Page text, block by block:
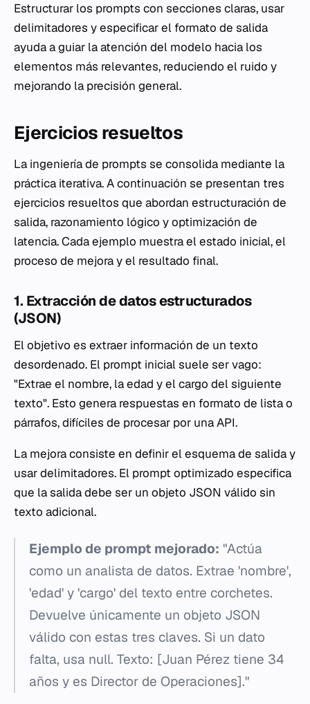
Estructurar los prompts con secciones claras, usar
delimitadores y especificar el formato de salida
ayuda a guiar la atención del modelo hacia los
elementos más relevantes, reduciendo el ruido y
mejorando la precisión general.
Ejercicios resueltos
La ingeniería de prompts se consolida mediante la
práctica iterativa. A continuación se presentan tres
ejercicios resueltos que abordan estructuración de
salida, razonamiento lógico y optimización de
latencia. Cada ejemplo muestra el estado inicial, el
proceso de mejora y el resultado final.
1. Extracción de datos estructurados
(JSON)
El objetivo es extraer información de un texto
desordenado. El prompt inicial suele ser vago:
"Extrae el nombre, la edad y el cargo del siguiente
texto". Esto genera respuestas en formato de lista o
párrafos, difíciles de procesar por una API.
La mejora consiste en definir el esquema de salida y
usar delimitadores. El prompt optimizado especifica
que la salida debe ser un objeto JSON válido sin
texto adicional.
Ejemplo de prompt mejorado: "Actúa
como un analista de datos. Extrae 'nombre',
'edad' y 'cargo' del texto entre corchetes.
Devuelve únicamente un objeto JSON
válido con estas tres claves. Si un dato
falta, usa null. Texto: [Juan Pérez tiene 34
años y es Director de Operaciones]."